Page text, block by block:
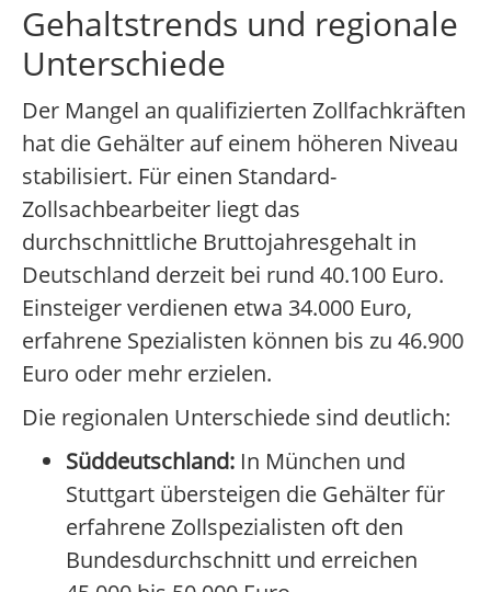
Gehaltstrends und regionale
Unterschiede
Der Mangel an qualifizierten Zollfachkräften
hat die Gehälter auf einem höheren Niveau
stabilisiert. Für einen Standard-
Zollsachbearbeiter liegt das
durchschnittliche Bruttojahresgehalt in
Deutschland derzeit bei rund 40.100 Euro.
Einsteiger verdienen etwa 34.000 Euro,
erfahrene Spezialisten können bis zu 46.900
Euro oder mehr erzielen.
Die regionalen Unterschiede sind deutlich:
Süddeutschland: In München und
Stuttgart übersteigen die Gehälter für
erfahrene Zollspezialisten oft den
Bundesdurchschnitt und erreichen